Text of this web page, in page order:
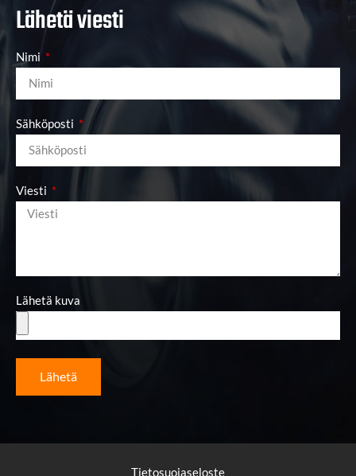
Lähetä viesti
Nimi
Sähköposti
Viesti
Lähetä kuva
Lähetä
Tietosuojaseloste